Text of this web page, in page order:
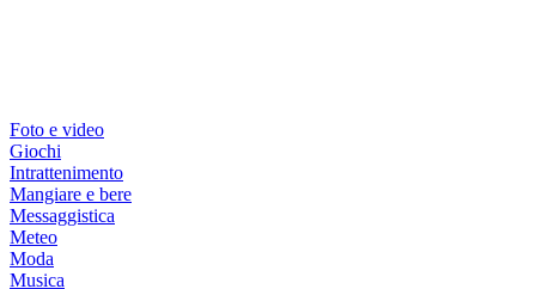
Foto e video
Giochi
Intrattenimento
Mangiare e bere
Messaggistica
Meteo
Moda
Musica